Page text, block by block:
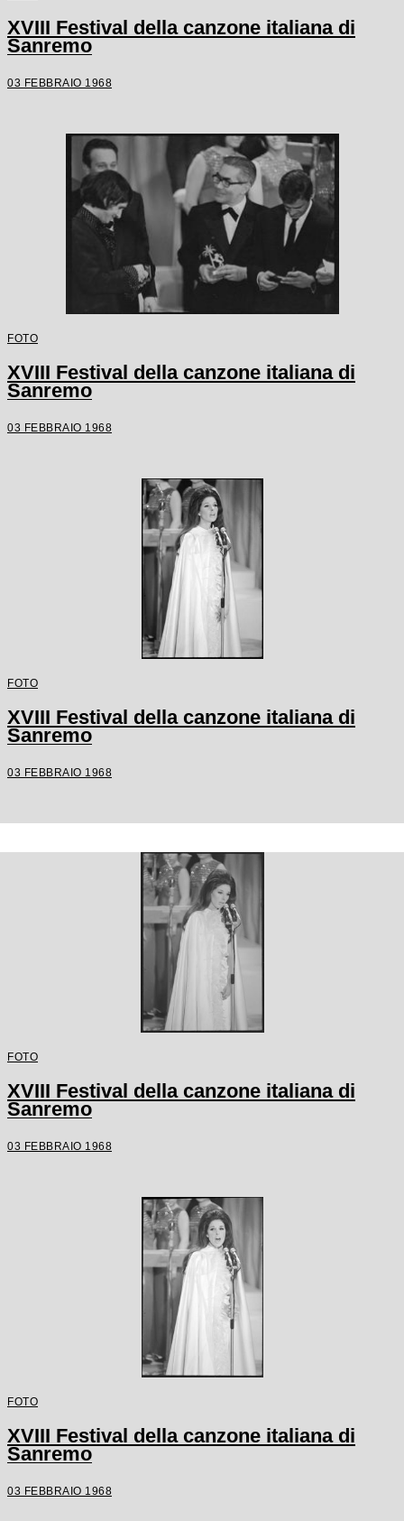
XVIII Festival della canzone italiana di
Sanremo
03 FEBBRAIO 1968
FOTO
XVIII Festival della canzone italiana di
Sanremo
03 FEBBRAIO 1968
FOTO
XVIII Festival della canzone italiana di
Sanremo
03 FEBBRAIO 1968
FOTO
XVIII Festival della canzone italiana di
Sanremo
03 FEBBRAIO 1968
FOTO
XVIII Festival della canzone italiana di
Sanremo
03 FEBBRAIO 1968